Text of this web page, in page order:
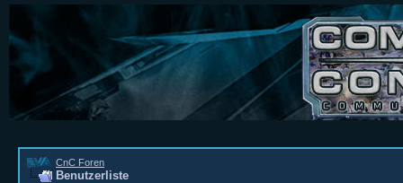
CnC Foren
Benutzerliste